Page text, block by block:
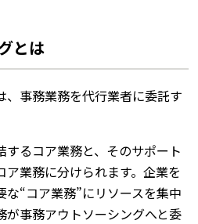
とは
、事務業務を代行業者に委託す
るコア業務と、そのサポート
業務に分けられます。企業を
“コア業務”にリソースを集中
が事務アウトソーシングへと委